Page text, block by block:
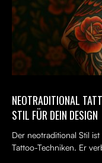
NEOTRADITIONAL
STIL FÜR DEIN DESIGN
Der neotraditional Stil
Tattoo-Techniken. Er